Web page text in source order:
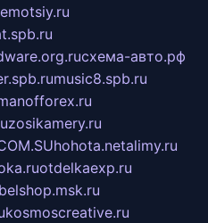
схема-авто.рф
music8.spb.ru
zosikamery.ru
hohota.netalimy.ru
otdelkaexp.ru
kosmoscreative.ru